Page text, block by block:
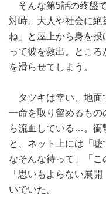
そんな第5話の終盤
対峙。大人や社会に
ね」と屋上から身を
って彼を救出。とこ
を滑らせてしまう。
タツキは幸い、地面
一命を取り留めるも
ら流血している…。衝
と、ネット上には「
なそんな待って」「こ
「思いもよらない展
いでいた。